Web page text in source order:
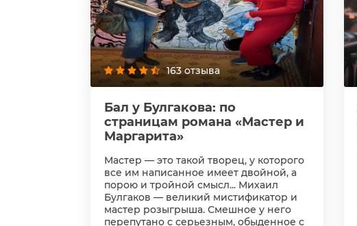
163 отзыва
Бал у Булгакова: по
страницам романа «Мастер и
Маргарита»
Мастер — это такой творец, у которого
все им написанное имеет двойной, а
порою и тройной смысл... Михаил
Булгаков — великий мистификатор и
мастер розыгрыша. Смешное у него
перепутано с серьезным, обыденное с